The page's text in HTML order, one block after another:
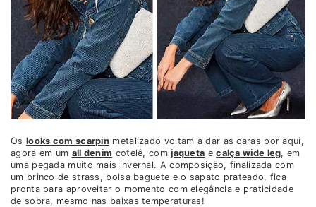
Os looks com scarpin metalizado voltam a dar as caras por aqui,
agora em um all denim cotelê, comjaqueta ecalça wide leg, em
uma pegada muito mais invernal. A composição, finalizada com
um brinco de strass, bolsa baguete e o sapato prateado, fica
pronta para aproveitar o momento com elegância e praticidade
de sobra, mesmo nas baixas temperaturas!